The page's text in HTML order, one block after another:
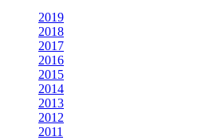
2019
2018
2017
2016
2015
2014
2013
2012
2011